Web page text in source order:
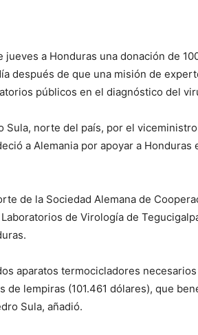
jueves a Honduras una donación de
después de que una misión de
públicos en el diagnóstico del
Sula, norte del país, por el
a Alemania por apoyar a Honduras
de la Sociedad Alemana de
de Virología de
aparatos termocicladores necesarios
lempiras (101.461 dólares), que
Sula, añadió.